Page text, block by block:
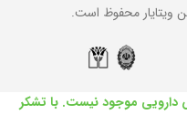
ویتایار محفوظ است.
دارویی موجود نیست. با تشکر